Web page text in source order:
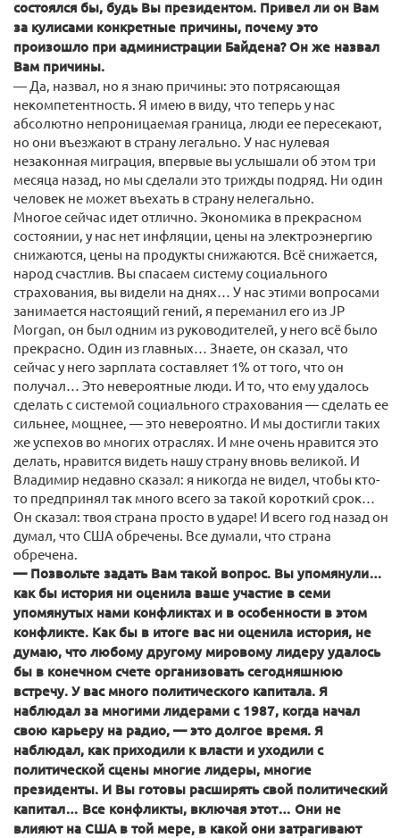
состоялся бы, будь Вы президентом. Привел ли он Вам
за кулисами конкретные причины, почему это
произошло при администрации Байдена? Он же назвал
Вам причины.
— Да, назвал, но я знаю причины: это потрясающая
некомпетентность. Я имею в виду, что теперь у нас
абсолютно непроницаемая граница, люди ее пересекают,
но они въезжают в страну легально. У нас нулевая
незаконная миграция, впервые вы услышали об этом три
месяца назад, но мы сделали это трижды подряд. Ни один
человек не может въехать в страну нелегально.
Многое сейчас идет отлично. Экономика в прекрасном
состоянии, у нас нет инфляции, цены на электроэнергию
снижаются, цены на продукты снижаются. Всё снижается,
народ счастлив. Вы спасаем систему социального
страхования, вы видели на днях… У нас этими вопросами
занимается настоящий гений, я переманил его из JP
Morgan, он был одним из руководителей, у него всё было
прекрасно. Один из главных… Знаете, он сказал, что
сейчас у него зарплата составляет 1% от того, что он
получал… Это невероятные люди. И то, что ему удалось
сделать с системой социального страхования — сделать ее
сильнее, мощнее, — это невероятно. И мы достигли таких
же успехов во многих отраслях. И мне очень нравится это
делать, нравится видеть нашу страну вновь великой. И
Владимир недавно сказал: я никогда не видел, чтобы кто-
то предпринял так много всего за такой короткий срок…
Он сказал: твоя страна просто в ударе! И всего год назад он
думал, что США обречены. Все думали, что страна
обречена.
— Позвольте задать Вам такой вопрос. Вы упомянули…
как бы история ни оценила ваше участие в семи
упомянутых нами конфликтах и в особенности в этом
конфликте. Как бы в итоге вас ни оценила история, не
думаю, что любому другому мировому лидеру удалось
бы в конечном счете организовать сегодняшнюю
встречу. У вас много политического капитала. Я
наблюдал за многими лидерами с 1987, когда начал
свою карьеру на радио, — это долгое время. Я
наблюдал, как приходили к власти и уходили с
политической сцены многие лидеры, многие
президенты. И Вы готовы расширять свой политический
капитал… Все конфликты, включая этот… Они не
влияют на США в той мере, в какой они затрагивают